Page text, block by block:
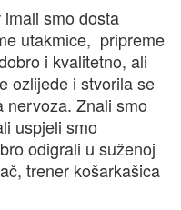
smo dosta
utakmice, pripreme
i kvalitetno, ali
ozlijede i stvorila se
nervoza. Znali smo
uspjeli smo
odigrali u suženoj
trener košarkašica